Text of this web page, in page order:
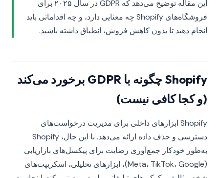
این مقاله توضیح می‌دهد که GDPR در سال ۲۰۲۵ برای
فروشگاه‌های Shopify چه معنایی دارد، و چه اقداماتی باید
انجام دهید تا بدون کاهش فروش، انطباق داشته باشید.
Shopify چگونه با GDPR برخورد می‌کند
(و کجا کافی نیست)
Shopify ابزارهای داخلی برای مدیریت درخواست‌های
دسترسی و حذف داده ارائه می‌دهد. با این حال، Shopify
به‌طور خودکار جمع‌آوری رضایت برای پیکسل‌های بازاریابی
(Meta، TikTok، Google)، ابزارهای تحلیلی، اسکریپت‌های